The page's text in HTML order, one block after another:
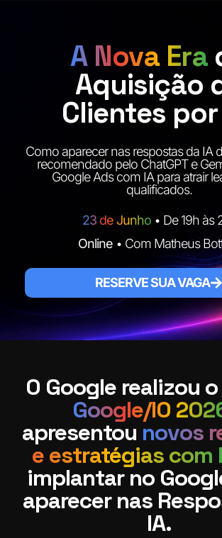
A Nova Era
Aquisição
Clientes por
Como aparecer nas respostas da IA
recomendado pelo ChatGPT e
Google Ads com IA para atrair
qualificados.
23 de Junho • De 19h às
Online• Com Matheus
RESERVE SUA VAGA
O Google realizou
Google/IO
apresentou novos
e estratégias com
implantar no
aparecer nas
IA.